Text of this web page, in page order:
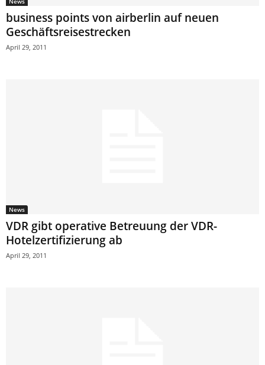
business points von airberlin auf neuen
Geschäftsreisestrecken
April 29, 2011
News
VDR gibt operative Betreuung der VDR-
Hotelzertifizierung ab
April 29, 2011